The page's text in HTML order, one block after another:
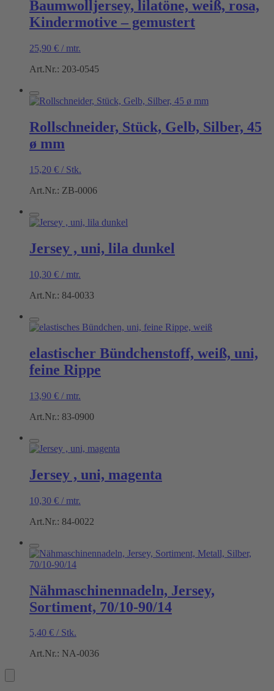
Baumwolljersey, lilatöne, weiß, rosa,
Kindermotive – gemustert
25,90 € / mtr.
Art.Nr.: 203-0545
Rollschneider, Stück, Gelb, Silber, 45
ø mm
15,20 € / Stk.
Art.Nr.: ZB-0006
Jersey , uni, lila dunkel
10,30 € / mtr.
Art.Nr.: 84-0033
elastischer Bündchenstoff, weiß, uni,
feine Rippe
13,90 € / mtr.
Art.Nr.: 83-0900
Jersey , uni, magenta
10,30 € / mtr.
Art.Nr.: 84-0022
Nähmaschinennadeln, Jersey,
Sortiment, 70/10-90/14
5,40 € / Stk.
Art.Nr.: NA-0036